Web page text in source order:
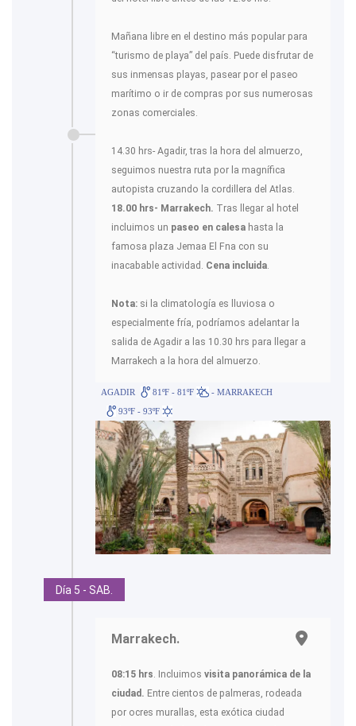
Mañana libre en el destino más popular para
“turismo de playa” del país. Puede disfrutar de
sus inmensas playas, pasear por el paseo
marítimo o ir de compras por sus numerosas
zonas comerciales.
14.30 hrs- Agadir, tras la hora del almuerzo,
seguimos nuestra ruta por la magnífica
autopista cruzando la cordillera del Atlas.
18.00 hrs- Marrakech. Tras llegar al hotel
incluimos un paseo en calesa hasta la
famosa plaza Jemaa El Fna con su
inacabable actividad. Cena incluida
Nota: si la climatología es lluviosa o
especialmente fría, podríamos adelantar la
salida de Agadir a las 10.30 hrs para llegar a
Marrakech a la hora del almuerzo.
AGADIR 81ºF - 81ºF
- MARRAKECH
93ºF - 93ºF
Día 5 - SAB.
Marrakech.
08:15 hrs . Incluimos visita panorámica de la
ciudad. Entre cientos de palmeras, rodeada
por ocres murallas, esta exótica ciudad